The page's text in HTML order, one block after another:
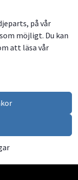
på vår
möjligt. Du kan
att läsa vår